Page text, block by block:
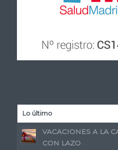
Lo último
VACACIONES A LA
CON LAZO